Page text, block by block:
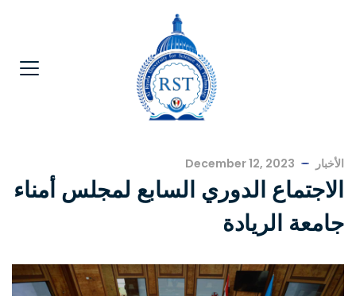
الأخبار December 12, 2023
الاجتماع الدوري السابع لمجلس أمناء
جامعة الريادة